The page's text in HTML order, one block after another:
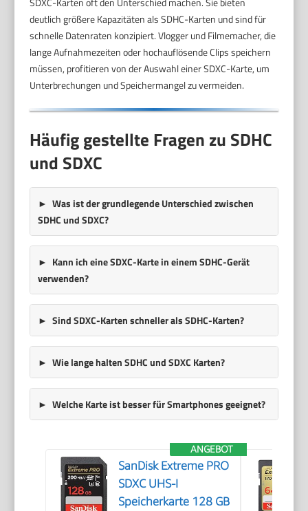
deutlich größere Kapazitäten als SDHC-Karten und sind für
schnelle Datenraten konzipiert. Vlogger und Filmemacher, die
lange Aufnahmezeiten oder hochauflösende Clips speichern
müssen, profitieren von der Auswahl einer SDXC-Karte, um
Unterbrechungen und Speichermangel zu vermeiden.
Häufig gestellte Fragen zu SDHC
und SDXC
Was ist der grundlegende Unterschied zwischen
SDHC und SDXC?
Kann ich eine SDXC-Karte in einem SDHC-Gerät
verwenden?
Sind SDXC-Karten schneller als SDHC-Karten?
Wie lange halten SDHC und SDXC Karten?
Welche Karte ist besser für Smartphones geeignet?
ANGEBOT
SanDisk Extreme PRO
SDXC UHS-I
Speicherkarte 128 GB